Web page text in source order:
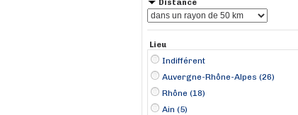
Distance
Lieu
Indifférent
Auvergne-Rhône-Alpes (26)
Rhône (18)
Ain (5)